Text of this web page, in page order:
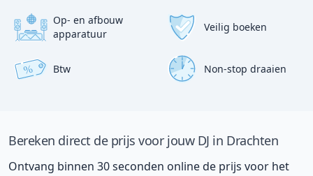
Op- en afbouw
apparatuur
Veilig boeken
% Btw Non-stop draaien
Bereken direct de prijs voor jouw DJ in Drachten
Ontvang binnen 30 seconden online de prijs voor het